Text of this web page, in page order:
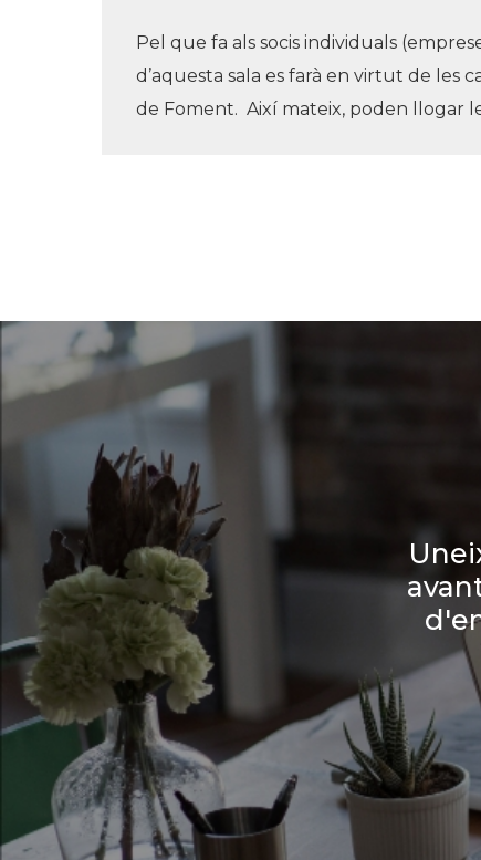
Pel que fa als socis individuals
d’aquesta sala es farà en virtut de les
de Foment. Així mateix, poden llogar